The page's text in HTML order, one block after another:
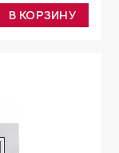
В КОРЗИНУ